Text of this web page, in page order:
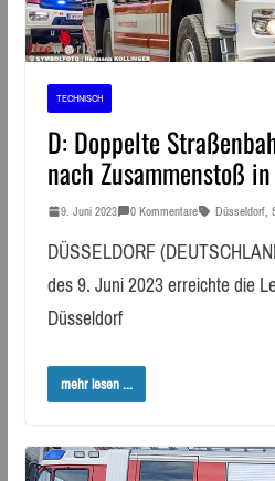
TECHNISCH
D: Doppelte
nach Zusammenstoß
9. Juni 2023 0 Kommentare Düsseldorf,
DÜSSELDORF
des 9. Juni 2023 erreichte die
Düsseldorf
mehr lesen ...